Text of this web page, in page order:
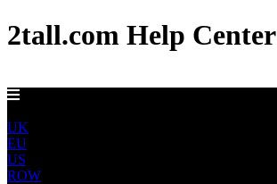
2tall.com Help Center
UK
EU
US
ROW